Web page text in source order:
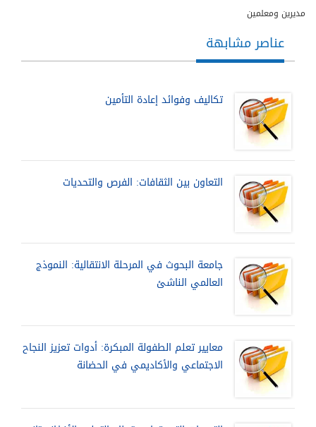
مديرين ومعلمين
عناصر مشابهة
تكاليف وفوائد إعادة التأمين
التعاون بين الثقافات: الفرص والتحديات
جامعة البحوث في المرحلة الانتقالية: النموذج
العالمي الناشئ
معايير تعلم الطفولة المبكرة: أدوات تعزيز النجاح
الاجتماعي والأكاديمي في الحضانة